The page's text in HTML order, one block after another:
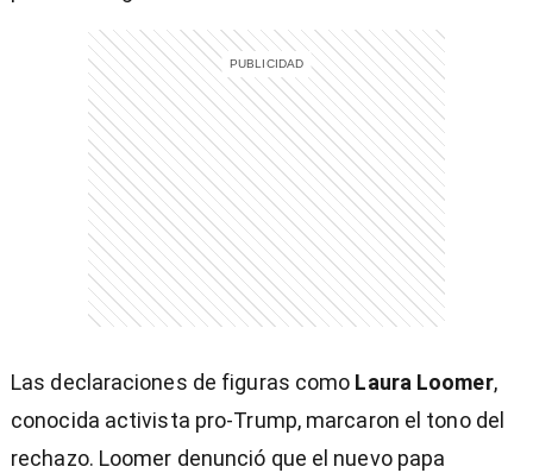
Las declaraciones de figuras como Laura Loomer,
conocida activista pro-Trump, marcaron el tono del
rechazo. Loomer denunció que el nuevo papa